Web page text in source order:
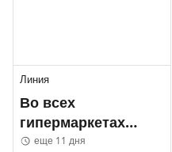
Линия
Во всех
гипермаркетах
ЛИНИЯ
еще 11 дня